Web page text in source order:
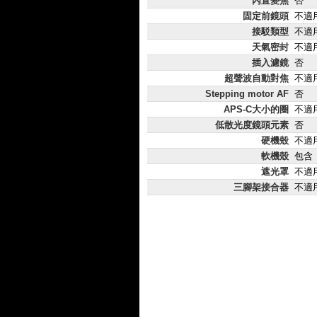
固定前鏡頭 不適
接駁類型 不適
天氣密封 不適
插入濾鏡 否
超聲波自動對焦 不適
Stepping motor AF 否
APS-C大小的圈
不適
低散光度鏡頭元素 否
硬機殼 不適
軟機殼 包含
遮光罩 不適
三腳架接合器 不適